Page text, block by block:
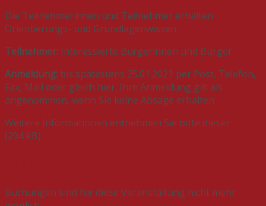
Die Teilnehmerinnen und Teilnehmer erhalten
Orientierungs- und Grundlagenwissen.
Teilnehmer: Interessierte Bürgerinnen und Bürger
Anmeldung: bis spätestens 25.01.2021 per Post, Telefon,
Fax, Mail oder gleich hier. Ihre Anmeldung gilt als
angenommen, wenn Sie keine Absage erhalten
Weitere Informationen entnehmen Sie bitte dieser
(294 kB)
Buchungen sind für diese Veranstaltung nicht mehr